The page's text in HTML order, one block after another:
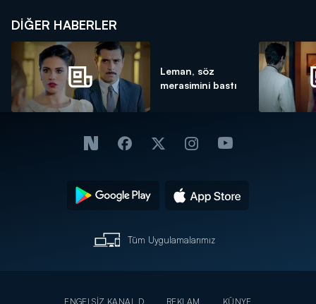
DIĞER HABERLER
Leman, söz
merasimini bastı
Tüm Uygulamalarımız
ENGELSİZ KANAL D REKLAM KÜNYE